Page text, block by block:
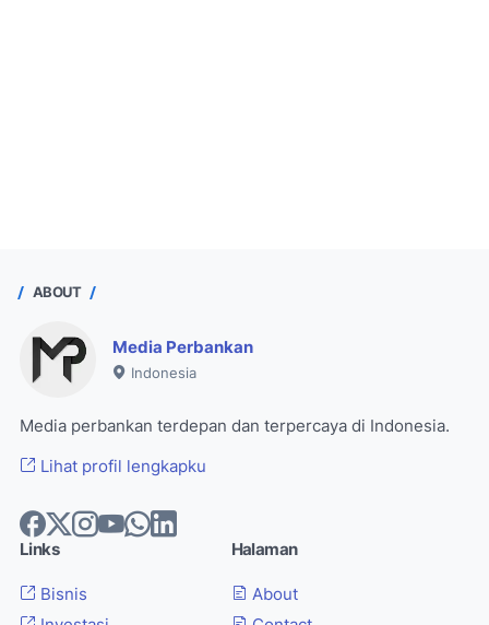
ABOUT
Media Perbankan
Indonesia
Media perbankan terdepan dan terpercaya di Indonesia.
Lihat profil lengkapku
Links
Bisnis
Halaman
About